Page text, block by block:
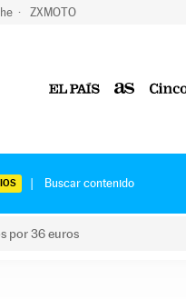
ZXMOTO
por 36 euros